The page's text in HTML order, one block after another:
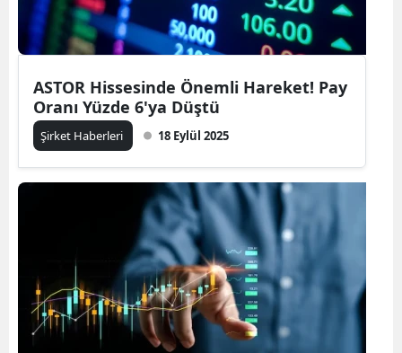
ASTOR Hissesinde Önemli Hareket! Pay
Oranı Yüzde 6'ya Düştü
Şirket Haberleri 18 Eylül 2025